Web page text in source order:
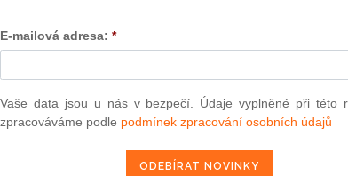
kterým se mění zákon č. 87/1995
družstvech a některých opatřeních s
zákona České národní rady č. 586/1992
pozdějších předpisů, a
Parlament se usnesl na tomto zákoně
E-mailová adresa: *
Vaše data jsou u nás v bezpečí. Údaje vyplněné při této
zpracováváme podle podmínek zpracování osobních údajů